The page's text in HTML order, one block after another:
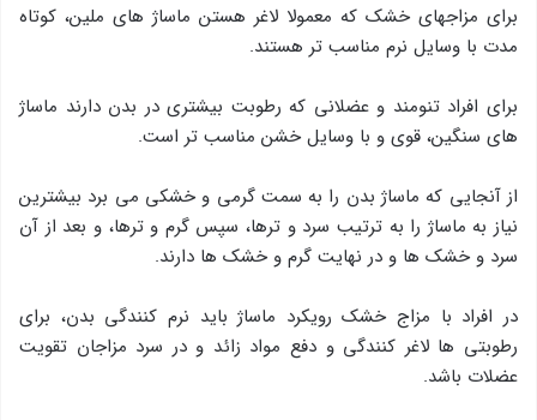
برای مزاجهای خشک که معمولا لاغر هستن ماساژ های ملین، کوتاه
مدت با وسایل نرم مناسب تر هستند.
برای افراد تنومند و عضلانی که رطوبت بیشتری در بدن دارند ماساژ
های سنگین، قوی و با وسایل خشن مناسب تر است.
از آنجایی که ماساژ بدن را به سمت گرمی و خشکی می برد بیشترین
نیاز به ماساژ را به ترتیب سرد و ترها، سپس گرم و ترها، و بعد از آن
سرد و خشک ها و در نهایت گرم و خشک ها دارند.
در افراد با مزاج خشک رویکرد ماساژ باید نرم کنندگی بدن، برای
رطوبتی ها لاغر کنندگی و دفع مواد زائد و در سرد مزاجان تقویت
عضلات باشد.